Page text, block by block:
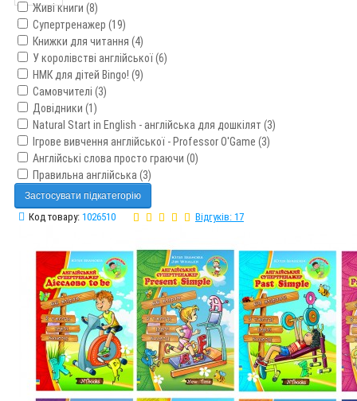
Живі книги (8)
Супертренажер (19)
Книжки для читання (4)
У королівстві англійської (6)
НМК для дітей Bingo! (9)
Самовчителі (3)
Довідники (1)
Natural Start in English - англійська для дошкілят (3)
Ігрове вивчення англійської - Professor O'Game (3)
Англійські слова просто граючи (0)
Правильна англійська (3)
Застосувати підкатегорію
Код товару: 1026510 Відгуків: 17